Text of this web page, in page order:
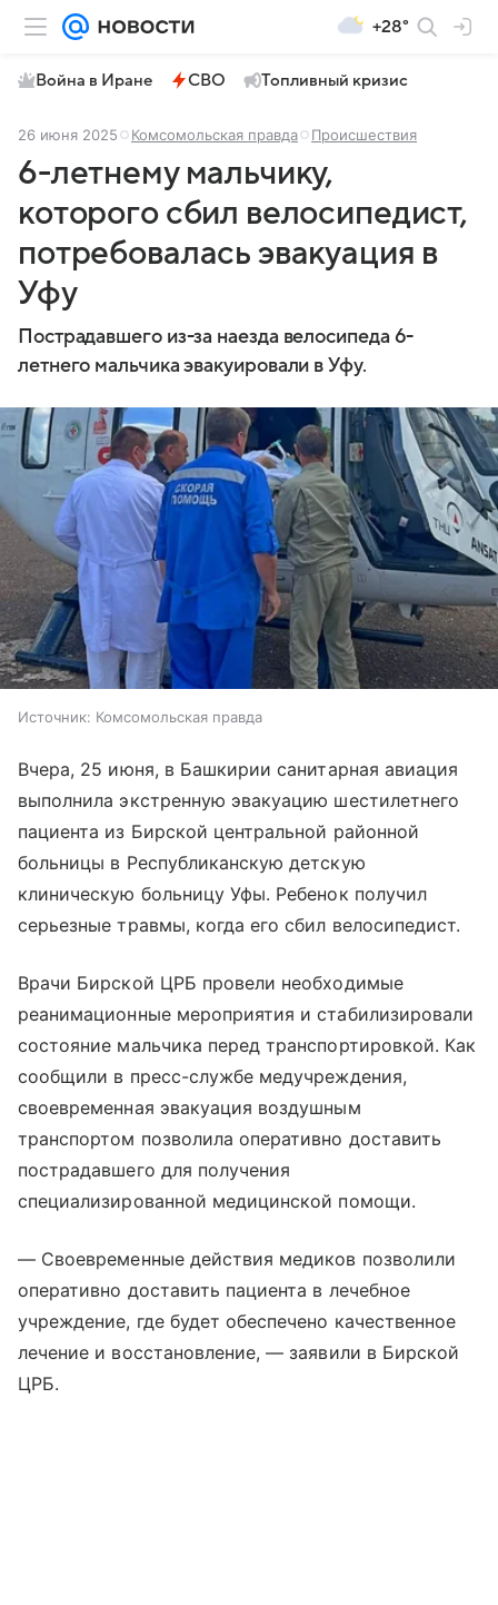
+28°
Война в Иране СВО Топливный кризис
26 июня 2025 Комсомольская правда Происшествия
6-летнему мальчику,
которого сбил велосипедист,
потребовалась эвакуация в
Уфу
Пострадавшего из-за наезда велосипеда 6-
летнего мальчика эвакуировали в Уфу.
Источник: Комсомольская правда
Вчера, 25 июня, в Башкирии санитарная авиация
выполнила экстренную эвакуацию шестилетнего
пациента из Бирской центральной районной
больницы в Республиканскую детскую
клиническую больницу Уфы. Ребенок получил
серьезные травмы, когда его сбил велосипедист.
Врачи Бирской ЦРБ провели необходимые
реанимационные мероприятия и стабилизировали
состояние мальчика перед транспортировкой. Как
сообщили в пресс-службе медучреждения,
своевременная эвакуация воздушным
транспортом позволила оперативно доставить
пострадавшего для получения
специализированной медицинской помощи.
— Своевременные действия медиков позволили
оперативно доставить пациента в лечебное
учреждение, где будет обеспечено качественное
лечение и восстановление, — заявили в Бирской
ЦРБ.